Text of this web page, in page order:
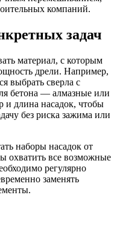
компаний.
задач
материал, с которым
дрели. Например,
выбрать сверла с
бетона — алмазные или
и длина насадок, чтобы
без риска зажима или
наборы насадок от
охватить все возможные
регулярно
заменять